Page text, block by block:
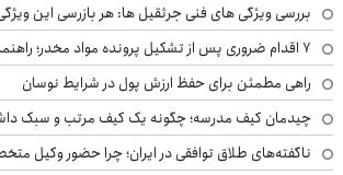
بررسی ویژگی های فنی جرثقیل ها: هر بازرسی این
۷ اقدام ضروری پس از تشکیل پرونده مواد مخدر؛ راهنمای خانواده‌ها
راهی مطمئن برای حفظ ارزش پول در شرایط نوسان
چیدمان کیف مدرسه؛ چگونه یک کیف مرتب و سبک
ناگفته‌های طلاق توافقی در ایران؛ چرا حضور وکیل